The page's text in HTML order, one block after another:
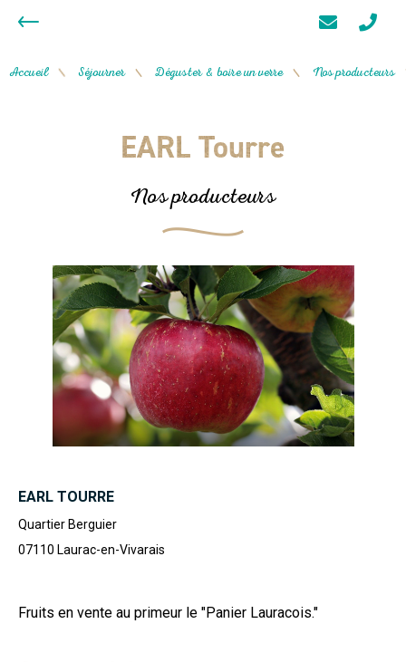
Accueil / Séjourner / Déguster & boire un verre / Nos producteurs
EARL Tourre
Nos producteurs
EARL TOURRE
Quartier Berguier
07110 Laurac-en-Vivarais
Fruits en vente au primeur le "Panier Lauracois."